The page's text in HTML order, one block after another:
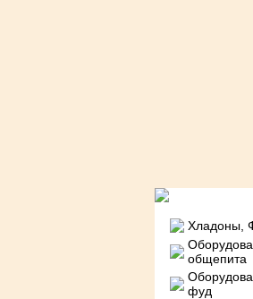
Хладоны,
общепита
фуд